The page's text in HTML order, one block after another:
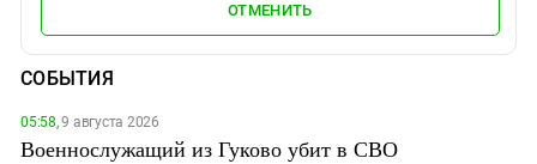
ОТМЕНИТЬ
СОБЫТИЯ
05:58,9 августа 2026
Военнослужащий из Гуково убит в СВО